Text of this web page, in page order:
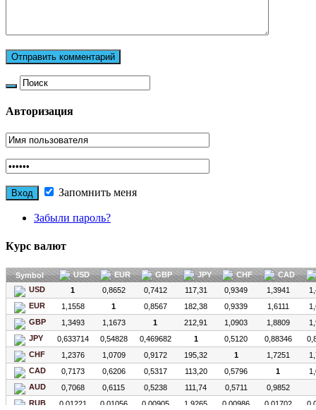
Авторизация
Запомнить меня
Забыли пароль?
Курс валют